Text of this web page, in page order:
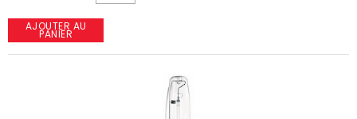
AJOUTER AU
PANIER